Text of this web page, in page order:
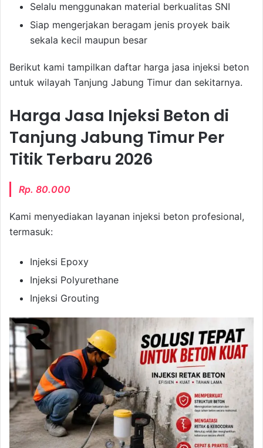
Selalu menggunakan material berkualitas SNI
Siap mengerjakan beragam jenis proyek baik
sekala kecil maupun besar
Berikut kami tampilkan daftar harga jasa injeksi beton
untuk wilayah Tanjung Jabung Timur dan sekitarnya.
Harga Jasa Injeksi Beton di
Tanjung Jabung Timur Per
Titik Terbaru 2026
Rp. 80.000
Kami menyediakan layanan injeksi beton profesional,
termasuk:
Injeksi Epoxy
Injeksi Polyurethane
Injeksi Grouting